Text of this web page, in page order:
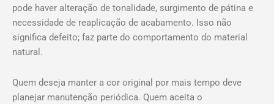
pode haver alteração de tonalidade, surgimento de pátina e
necessidade de reaplicação de acabamento. Isso não
significa defeito; faz parte do comportamento do material
natural.
Quem deseja manter a cor original por mais tempo deve
planejar manutenção periódica. Quem aceita o